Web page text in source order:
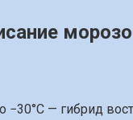
−30°C — гибрид